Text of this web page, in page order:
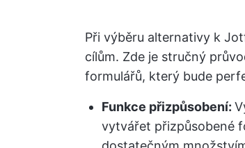
Při výběru alternativy k
cílům. Zde je stručný
formulářů, který bude
Funkce přizpůsobení:
vytvářet přizpůsobené